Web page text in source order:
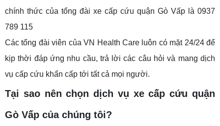
chính thức của tổng đài xe cấp cứu quận Gò Vấp là 0937
789 115
Các tổng đài viên của VN Health Care luôn có mặt 24/24 để
kịp thời đáp ứng nhu cầu, trả lời các câu hỏi và mang dịch
vụ cấp cứu khẩn cấp tới tất cả mọi người.
Tại sao nên chọn dịch vụ xe cấp cứu quận
Gò Vấp của chúng tôi?